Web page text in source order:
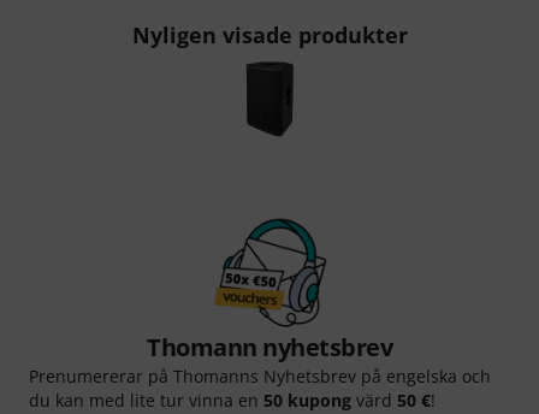
Nyligen visade produkter
Thomann nyhetsbrev
Prenumererar på Thomanns Nyhetsbrev på engelska och
du kan med lite tur vinna en 50 kupong värd 50 €!